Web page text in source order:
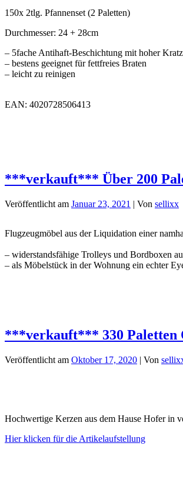
150x 2tlg. Pfannenset (2 Paletten)
Durchmesser: 24 + 28cm
– 5fache Antihaft-Beschichtung mit hoher
– bestens geeignet für fettfreies Braten
– leicht zu reinigen
EAN: 4020728506413
***verkauft*** Über 200
Veröffentlicht am Januar 23, 2021 | Von sellixx
Flugzeugmöbel aus der Liquidation einer
– widerstandsfähige Trolleys und Bordboxen
– als Möbelstück in der Wohnung ein echter
***verkauft*** 330 Paletten
Veröffentlicht am Oktober 17, 2020 | Von
Hochwertige Kerzen aus dem Hause Hofer in
Hier klicken für die Artikelaufstellung